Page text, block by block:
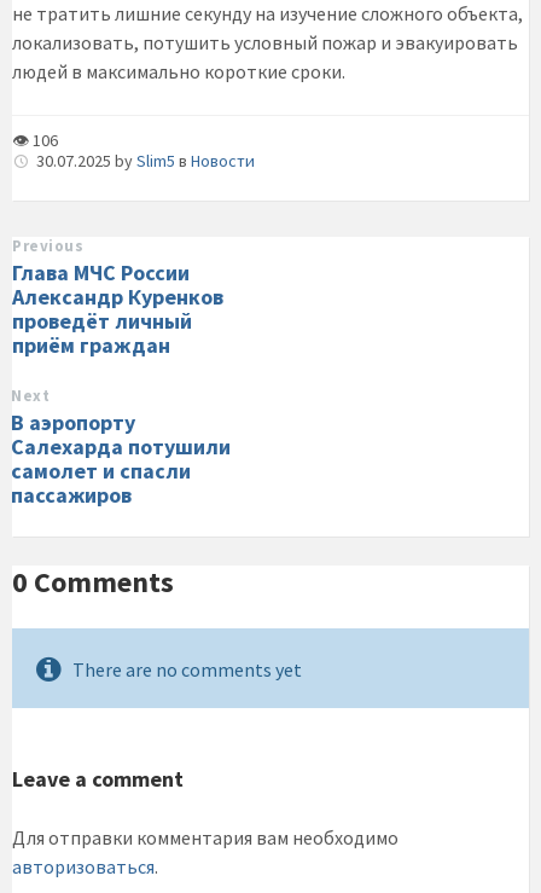
не тратить лишние секунду на изучение сложного объекта,
локализовать, потушить условный пожар и эвакуировать
людей в максимально короткие сроки.
👁 106
30.07.2025 bySlim5 в Новости
Previous
Глава МЧС России
Aлександр Куренков
проведёт личный
приём граждан
Next
В аэропорту
Салехарда потушили
самолет и спасли
пассажиров
0 Comments
There are no comments yet
Leave a comment
Для отправки комментария вам необходимо
авторизоваться.